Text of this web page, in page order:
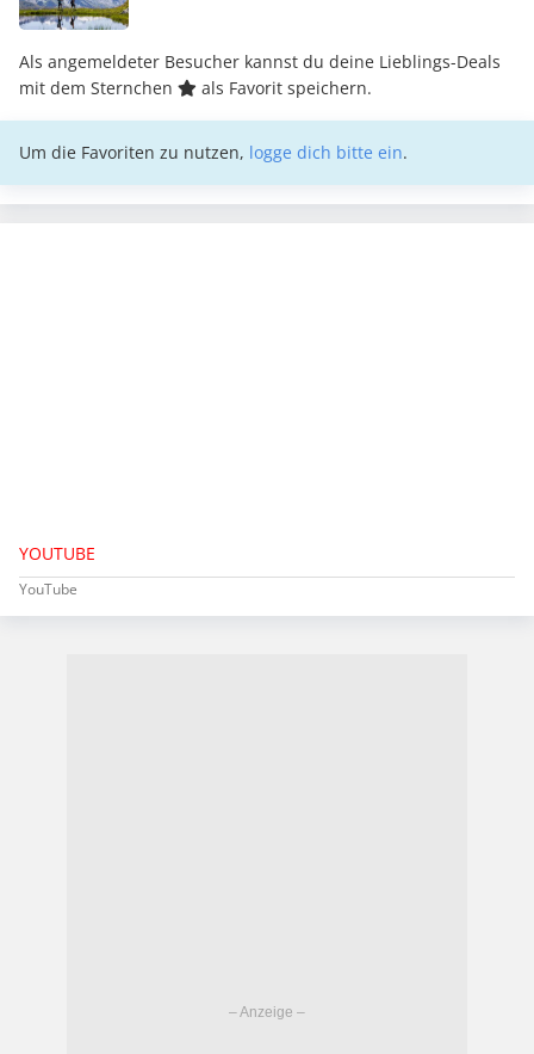
Als angemeldeter Besucher kannst du deine Lieblings-Deals
mit dem Sternchen
als Favorit speichern.
Um die Favoriten zu nutzen, logge dich bitte ein.
YOUTUBE
YouTube